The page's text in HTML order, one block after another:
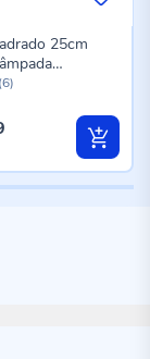
(6)
25cm